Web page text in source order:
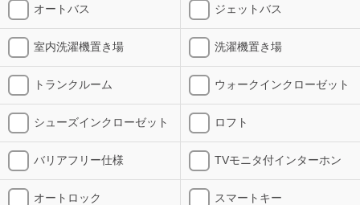
オートバス ジェットバス
室内洗濯機置き場 洗濯機置き場
トランクルーム ウォークインクローゼット
シューズインクローゼット ロフト
バリアフリー仕様 TVモニタ付インターホン
オートロック スマートキー